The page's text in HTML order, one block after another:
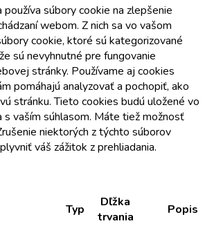
súbory cookie na zlepšenie
webom. Z nich sa vo vašom
cookie, ktoré sú kategorizované
sú nevyhnutné pre fungovanie
stránky. Používame aj cookies
pomáhajú analyzovať a pochopiť, ako
stránku. Tieto cookies budú uložené vo
s vaším súhlasom. Máte tiež možnosť
niektorých z týchto súborov
váš zážitok z prehliadania.
Typ
Dľžka
trvania
Popis